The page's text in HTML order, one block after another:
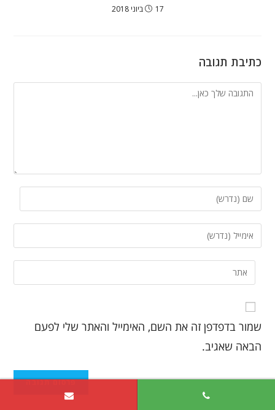
17 ביוני 2018
כתיבת תגובה
שמור בדפדפן זה את השם, האימייל והאתר שלי לפעם
הבאה שאגיב.